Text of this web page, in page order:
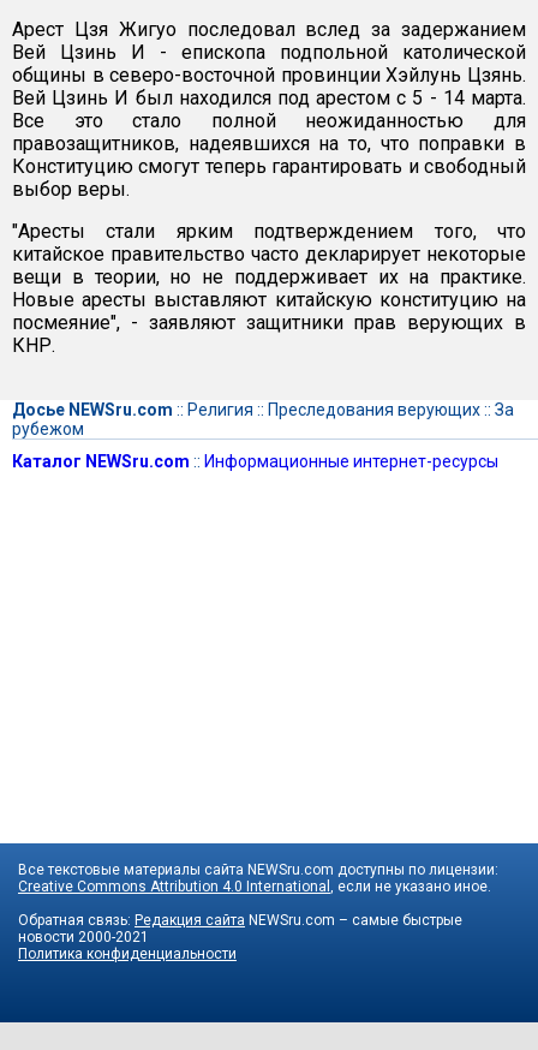
Арест Цзя Жигуо последовал вслед за задержанием
Вей Цзинь И - епископа подпольной католической
общины в северо-восточной провинции Хэйлунь Цзянь.
Вей Цзинь И был находился под арестом с 5 - 14 марта.
Все это стало полной неожиданностью для
правозащитников, надеявшихся на то, что поправки в
Конституцию смогут теперь гарантировать и свободный
выбор веры.
"Аресты стали ярким подтверждением того, что
китайское правительство часто декларирует некоторые
вещи в теории, но не поддерживает их на практике.
Новые аресты выставляют китайскую конституцию на
посмеяние", - заявляют защитники прав верующих в
КНР.
Досье NEWSru.com :: Религия :: Преследования верующих:: За
рубежом
Каталог NEWSru.com :: Информационные интернет-ресурсы
Все текстовые материалы сайта NEWSru.com доступны по лицензии:
Creative Commons Attribution 4.0 International
, если не указано иное.
Обратная связь: Редакция сайта NEWSru.com – самые быстрые
новости 2000-2021
Политика конфиденциальности